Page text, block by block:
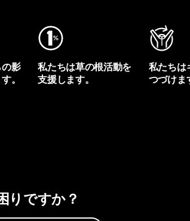
影
。
私たちは草の根活動を
支援します。
私たちは
つづけま
りですか？